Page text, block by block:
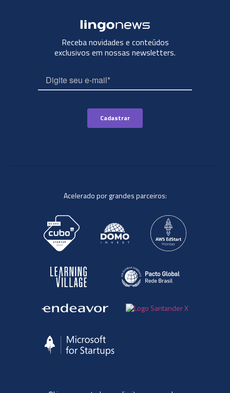
Receba novidades e conteúdos
exclusivos em nossas newsletters.
Acelerado por grandes parceiros: